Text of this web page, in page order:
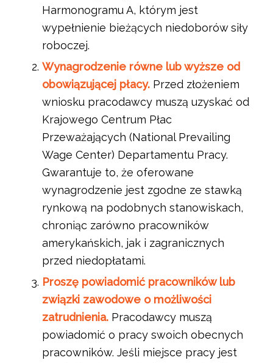
Harmonogramu A, którym jest
wypełnienie bieżących niedoborów siły
roboczej.
Wynagrodzenie równe lub wyższe od
obowiązującej płacy. Przed złożeniem
wniosku pracodawcy muszą uzyskać od
Krajowego Centrum Płac
Przeważających (National Prevailing
Wage Center) Departamentu Pracy.
Gwarantuje to, że oferowane
wynagrodzenie jest zgodne ze stawką
rynkową na podobnych stanowiskach,
chroniąc zarówno pracowników
amerykańskich, jak i zagranicznych
przed niedopłatami.
Proszę powiadomić pracowników lub
związki zawodowe o możliwości
zatrudnienia. Pracodawcy muszą
powiadomić o pracy swoich obecnych
pracowników. Jeśli miejsce pracy jest